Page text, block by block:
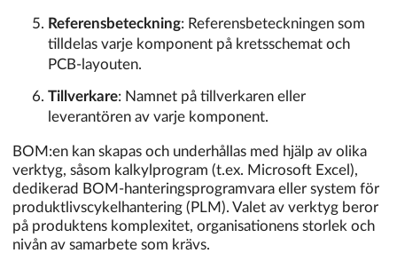
Referensbeteckning: Referensbeteckningen som
tilldelas varje komponent på kretsschemat och
PCB-layouten.
Tillverkare: Namnet på tillverkaren eller
leverantören av varje komponent.
BOM:en kan skapas och underhållas med hjälp av olika
verktyg, såsom kalkylprogram (t.ex. Microsoft Excel),
dedikerad BOM-hanteringsprogramvara eller system för
produktlivscykelhantering (PLM). Valet av verktyg beror
på produktens komplexitet, organisationens storlek och
nivån av samarbete som krävs.